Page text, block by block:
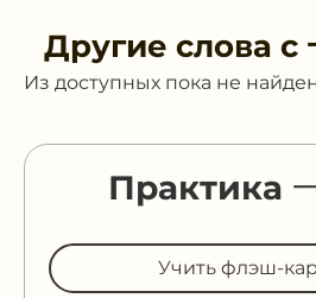
Другие слова с
Из доступных пока не
Практика
Учить флэш-